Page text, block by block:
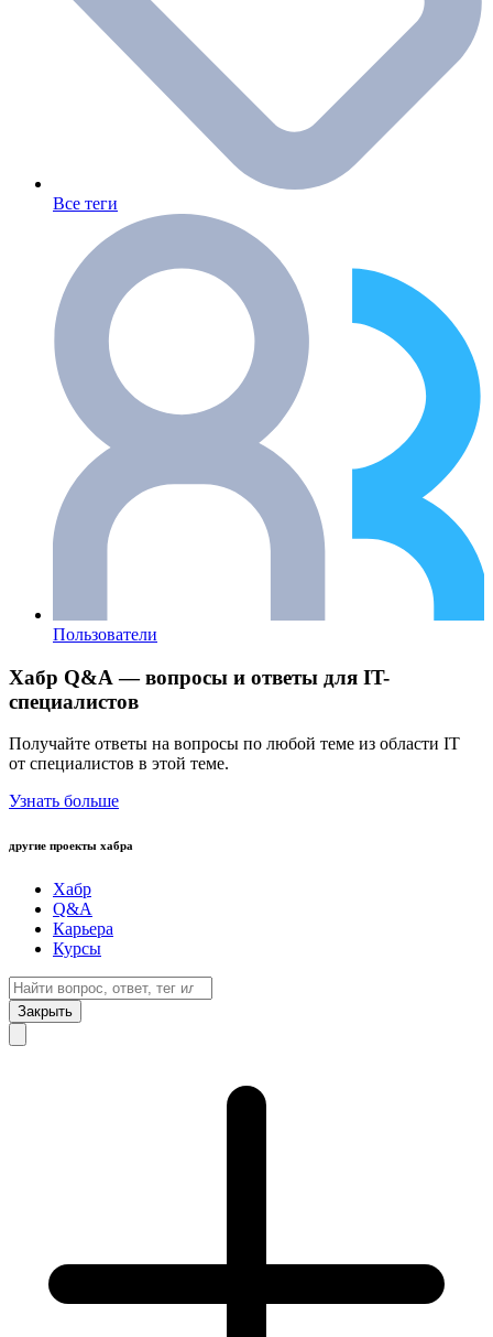
Все теги
Пользователи
Хабр Q&A — вопросы и ответы для IT-
специалистов
Получайте ответы на вопросы по любой теме из области IT
от специалистов в этой теме.
Узнать больше
другие проекты хабра
Хабр
Q&A
Карьера
Курсы
Закрыть